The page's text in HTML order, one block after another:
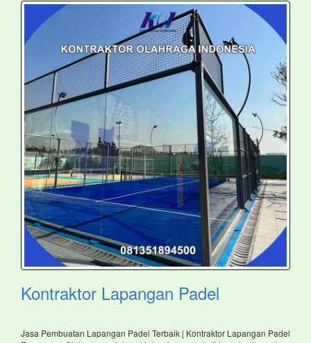
Kontraktor Lapangan Padel
Jasa Pembuatan Lapangan Padel Terbaik | Kontraktor Lapangan Padel